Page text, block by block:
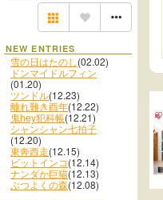
NEW ENTRIES
雪の日はたのし(02.02)
ドンマイドルフィン
(01.20)
ツンドル(12.23)
離れ難き酉年(12.22)
鬼hey犯科帳(12.21)
シャンシャン七拍子
(12.20)
東奔西走(12.15)
ビットインコ(12.14)
ナンダか巨猫(12.13)
ぶつよくの森(12.08)